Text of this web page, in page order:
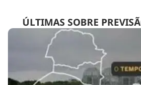
ÚLTIMAS SOBRE